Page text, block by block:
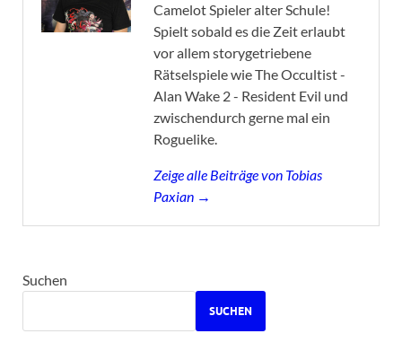
Camelot Spieler alter Schule!
Spielt sobald es die Zeit erlaubt
vor allem storygetriebene
Rätselspiele wie The Occultist -
Alan Wake 2 - Resident Evil und
zwischendurch gerne mal ein
Roguelike.
Zeige alle Beiträge von Tobias
Paxian →
Suchen
SUCHEN